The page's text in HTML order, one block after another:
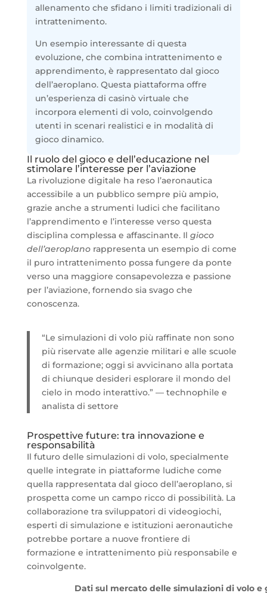
allenamento che sfidano i limiti tradizionali di
intrattenimento.
Un esempio interessante di questa
evoluzione, che combina intrattenimento e
apprendimento, è rappresentato dal gioco
dell’aeroplano. Questa piattaforma offre
un’esperienza di casinò virtuale che
incorpora elementi di volo, coinvolgendo
utenti in scenari realistici e in modalità di
gioco dinamico.
Il ruolo del gioco e dell’educazione nel
stimolare l’interesse per l’aviazione
La rivoluzione digitale ha reso l’aeronautica
accessibile a un pubblico sempre più ampio,
grazie anche a strumenti ludici che facilitano
l’apprendimento e l’interesse verso questa
disciplina complessa e affascinante. Il gioco
dell’aeroplanorappresenta un esempio di come
il puro intrattenimento possa fungere da ponte
verso una maggiore consapevolezza e passione
per l’aviazione, fornendo sia svago che
conoscenza.
“Le simulazioni di volo più raffinate non sono
più riservate alle agenzie militari e alle scuole
di formazione; oggi si avvicinano alla portata
di chiunque desideri esplorare il mondo del
cielo in modo interattivo.” — technophile e
analista di settore
Prospettive future: tra innovazione e
responsabilità
Il futuro delle simulazioni di volo, specialmente
quelle integrate in piattaforme ludiche come
quella rappresentata dal gioco dell’aeroplano, si
prospetta come un campo ricco di possibilità. La
collaborazione tra sviluppatori di videogiochi,
esperti di simulazione e istituzioni aeronautiche
potrebbe portare a nuove frontiere di
formazione e intrattenimento più responsabile e
coinvolgente.
Dati sul mercato delle simulazioni di volo e